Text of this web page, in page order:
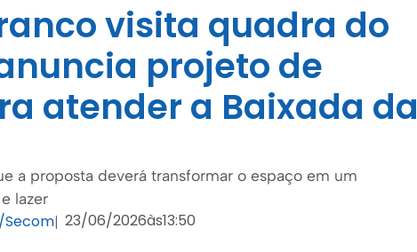
visita quadra do
projeto de
atender a Baixada da
a proposta deverá transformar o espaço em um
lazer
Secom| 23/06/2026às13:50